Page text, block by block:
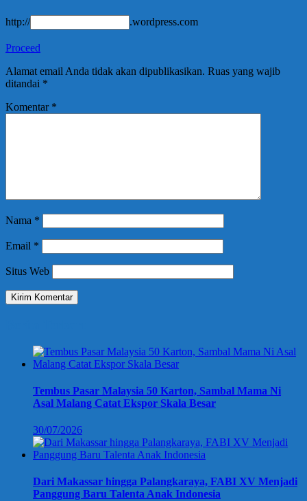
http:// .wordpress.com
Proceed
Alamat email Anda tidak akan dipublikasikan. Ruas yang wajib
ditandai *
Komentar *
Nama *
Email *
Situs Web
Tembus Pasar Malaysia 50 Karton, Sambal Mama Ni
Asal Malang Catat Ekspor Skala Besar
30/07/2026
Dari Makassar hingga Palangkaraya, FABI XV Menjadi
Panggung Baru Talenta Anak Indonesia